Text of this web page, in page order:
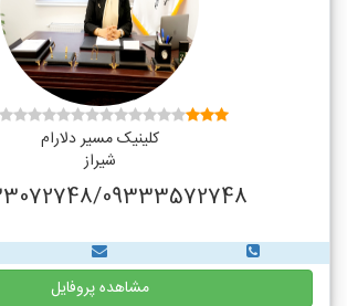
کلینیک مسیر دلارام
شیراز
09333572748
مشاهده پروفایل